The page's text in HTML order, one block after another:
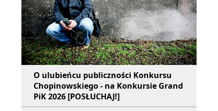
O ulubieńcu publiczności Konkursu
Chopinowskiego - na Konkursie Grand
PiK 2026 [POSŁUCHAJ!]